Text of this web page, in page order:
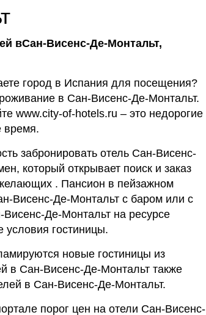
вСан-Висенс-Де-Монтальт,
город в Испания для посещения?
в Сан-Висенс-Де-Монтальт.
www.city-of-hotels.ru – это недорогие
время.
забронировать отель Сан-Висенс-
который открывает поиск и заказ
. Пансион в пейзажном
Висенс-Де-Монтальт с баром или с
Висенс-Де-Монтальт на ресурсе
условия гостиницы.
новые гостиницы из
в Сан-Висенс-Де-Монтальт также
в Сан-Висенс-Де-Монтальт.
порог цен на отели Сан-Висенс-